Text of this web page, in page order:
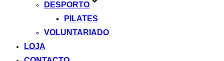
DESPORTO
PILATES
VOLUNTARIADO
LOJA